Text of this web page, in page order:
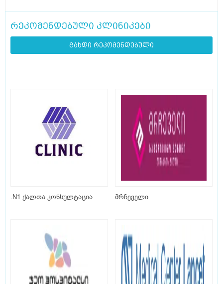
რეკომენდებული კლინიკები
გახდი რეკომენდებული
.N1 ქალთა კონსულტაცია მრჩეველი